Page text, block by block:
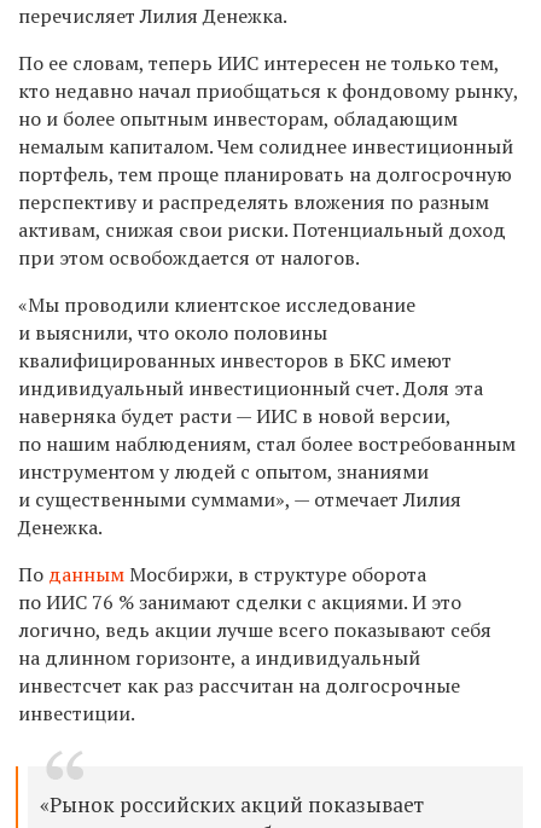
перечисляет Лилия Денежка.
По ее словам, теперь ИИС интересен не только тем,
кто недавно начал приобщаться к фондовому рынку,
но и более опытным инвесторам, обладающим
немалым капиталом. Чем солиднее инвестиционный
портфель, тем проще планировать на долгосрочную
перспективу и распределять вложения по разным
активам, снижая свои риски. Потенциальный доход
при этом освобождается от налогов.
«Мы проводили клиентское исследование
и выяснили, что около половины
квалифицированных инвесторов в БКС имеют
индивидуальный инвестиционный счет. Доля эта
наверняка будет расти — ИИС в новой версии,
по нашим наблюдениям, стал более востребованным
инструментом у людей с опытом, знаниями
и существенными суммами», — отмечает Лилия
Денежка.
По даннымМосбиржи, в структуре оборота
по ИИС 76 % занимают сделки с акциями. И это
логично, ведь акции лучше всего показывают себя
на длинном горизонте, а индивидуальный
инвестсчет как раз рассчитан на долгосрочные
инвестиции.
«Рынок российских акций показывает